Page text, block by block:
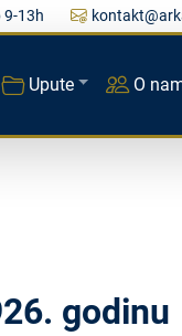
9-13h
Upute O
godinu